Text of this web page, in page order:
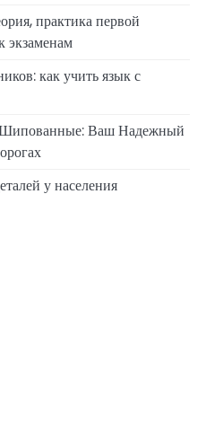
практика первой
экзаменам
как учить язык с
Ваш Надежный
у населения